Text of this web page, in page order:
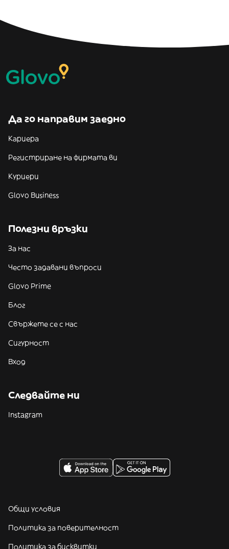
Да го направим заедно
Кариера
Регистриране на фирмата ви
Куриери
Glovo Business
Полезни връзки
За нас
Често задавани въпроси
Glovo Prime
Блог
Свържете се с нас
Сигурност
Вход
Следвайте ни
Instagram
Общи условия
Политика за поверителност
Политика за бисквитки